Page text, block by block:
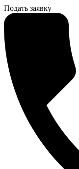
Подать заявку